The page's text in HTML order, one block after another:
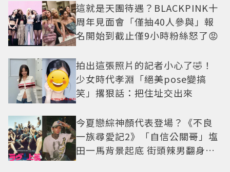
這就是天團待遇？BLACKPINK十
周年見面會「僅抽40人參與」報
名開始到截止僅9小時粉絲怒了😡
拍出這張照片的記者小心了🤣！
少女時代孝淵「絕美pose變搞
笑」撂狠話：把住址交出來
今夏戀綜神顏代表登場？《不良
一族尋愛記2》「自信公關哥」塩
田一馬背景起底 街頭辣男翻身當